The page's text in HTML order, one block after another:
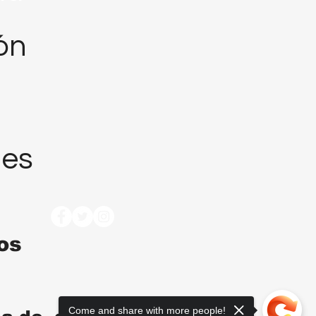
Come and share with more people!